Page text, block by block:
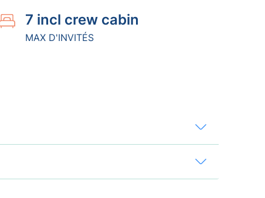
7 incl crew cabin
MAX D'INVITÉS